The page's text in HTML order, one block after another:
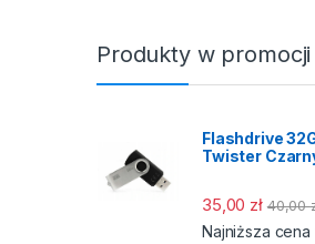
Produkty w promocji
Flashdrive
Twister
35,00 zł 40,00
Najniższa